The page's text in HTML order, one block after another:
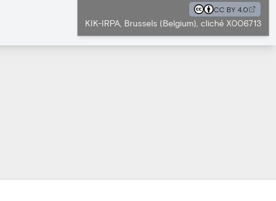
CC BY 4.0
KIK-IRPA, Brussels (Belgium), cliché X006713